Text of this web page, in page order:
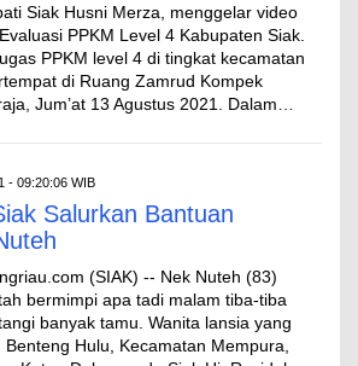
Siak Husni Merza, menggelar video
PPKM Level 4 Kabupaten Siak.
PPKM level 4 di tingkat kecamatan
di Ruang Zamrud Kompek
Jum’at 13 Agustus 2021. Dalam…
- 09:20:06 WIB
Salurkan Bantuan
(SIAK) -- Nek Nuteh (83)
bermimpi apa tadi malam tiba-tiba
banyak tamu. Wanita lansia yang
Hulu, Kecamatan Mempura,